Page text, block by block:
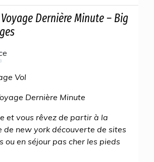
Dernière Minute – Big
Vol
Dernière Minute
et vous rêvez de partir à la
de new york découverte de sites
ou en séjour pas cher les pieds